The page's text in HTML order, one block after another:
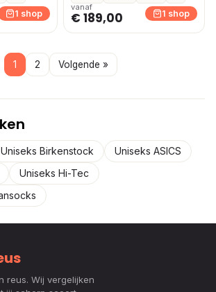
1 shop
vanaf
€ 189,00 1 shop
1 2 Volgende »
Uniseks Birkenstock
Uniseks ASICS
Uniseks Hi-Tec
reus. Wij vergelijken